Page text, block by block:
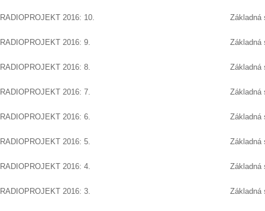
RADIOPROJEKT 2016: 10. Základná
RADIOPROJEKT 2016: 9. Základná
RADIOPROJEKT 2016: 8. Základná
RADIOPROJEKT 2016: 7. Základná
RADIOPROJEKT 2016: 6. Základná
RADIOPROJEKT 2016: 5. Základná
RADIOPROJEKT 2016: 4. Základná
RADIOPROJEKT 2016: 3. Základná